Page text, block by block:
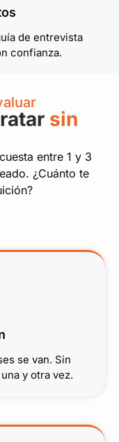
de entrevista
confianza.
sin
entre 1 y 3
¿Cuánto te
se van. Sin
y otra vez.